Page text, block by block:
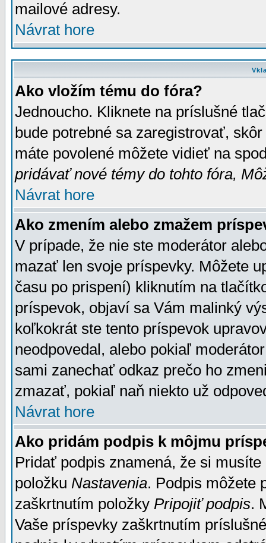
mailové adresy.
Návrat hore
Ako vložím tému do fóra?
Jednoucho. Kliknete na príslušné
bude potrebné sa zaregistrovať,
máte povolené môžete vidieť na
pridávať nové témy do tohto fóra,
Návrat hore
Ako zmením alebo zmažem
V prípade, že nie ste moderátor
mazať len svoje príspevky. Môžete
času po prispení) kliknutím na
príspevok, objaví sa Vám malinký
koľkokrát ste tento príspevok
neodpovedal, alebo pokiaľ
sami zanechať odkaz prečo ho
zmazať, pokiaľ naň niekto už
Návrat hore
Ako pridám podpis k môjmu
Pridať podpis znamená, že si
položku Nastavenia. Podpis môžete
zaškrtnutím položky Pripojiť podpis.
Vaše príspevky zaškrtnutím